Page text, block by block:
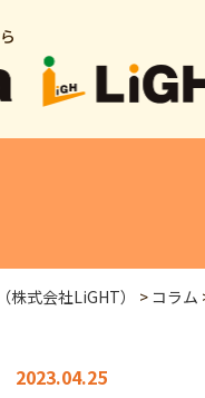
式会社LiGHT） > コラム
2023.04.25